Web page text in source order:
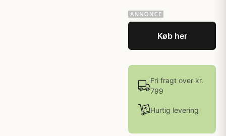
Køb her
Fri fragt over kr.
799
Hurtig levering